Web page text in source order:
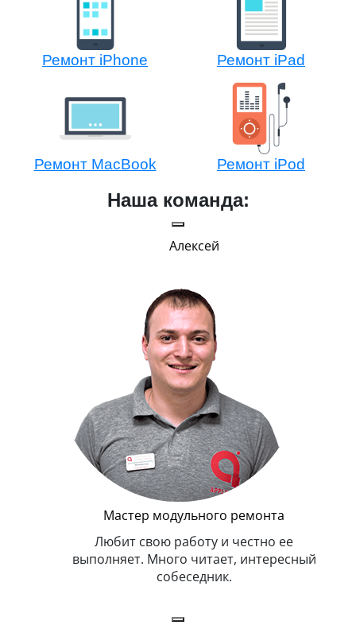
Ремонт iPhone Ремонт iPad
Ремонт MacBook Ремонт iPod
Наша команда:
Алексей
Мастер модульного ремонта
Любит свою работу и честно ее
выполняет. Много читает, интересный
собеседник.